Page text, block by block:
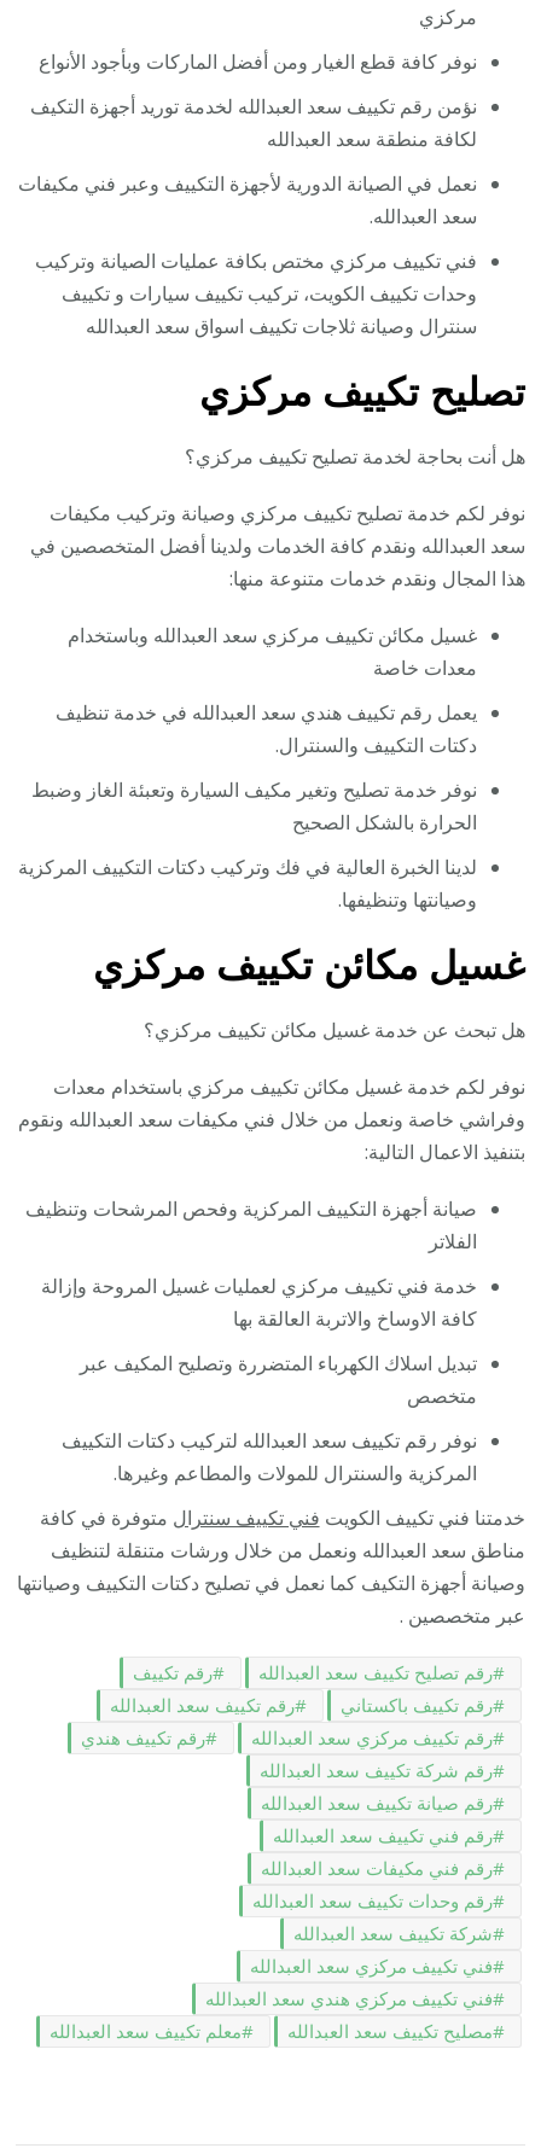
مركزي
نوفر كافة قطع الغيار ومن أفضل الماركات وبأجود الأنواع
نؤمن رقم تكييف سعد العبدالله لخدمة توريد أجهزة التكيف
لكافة منطقة سعد العبدالله
نعمل في الصيانة الدورية لأجهزة التكييف وعبر فني مكيفات
سعد العبدالله.
فني تكييف مركزي مختص بكافة عمليات الصيانة وتركيب
وحدات تكييف الكويت، تركيب تكييف سيارات و تكييف
سنترال وصيانة ثلاجات تكييف اسواق سعد العبدالله
تصليح تكييف مركزي
هل أنت بحاجة لخدمة تصليح تكييف مركزي؟
نوفر لكم خدمة تصليح تكييف مركزي وصيانة وتركيب مكيفات
سعد العبدالله ونقدم كافة الخدمات ولدينا أفضل المتخصصين في
هذا المجال ونقدم خدمات متنوعة منها:
غسيل مكائن تكييف مركزي سعد العبدالله وباستخدام
معدات خاصة
يعمل رقم تكييف هندي سعد العبدالله في خدمة تنظيف
دكتات التكييف والسنترال.
نوفر خدمة تصليح وتغير مكيف السيارة وتعبئة الغاز وضبط
الحرارة بالشكل الصحيح
لدينا الخبرة العالية في فك وتركيب دكتات التكييف المركزية
وصيانتها وتنظيفها.
غسيل مكائن تكييف مركزي
هل تبحث عن خدمة غسيل مكائن تكييف مركزي؟
نوفر لكم خدمة غسيل مكائن تكييف مركزي باستخدام معدات
وفراشي خاصة ونعمل من خلال فني مكيفات سعد العبدالله ونقوم
بتنفيذ الاعمال التالية:
صيانة أجهزة التكييف المركزية وفحص المرشحات وتنظيف
الفلاتر
خدمة فني تكييف مركزي لعمليات غسيل المروحة وإزالة
كافة الاوساخ والاتربة العالقة بها
تبديل اسلاك الكهرباء المتضررة وتصليح المكيف عبر
متخصص
نوفر رقم تكييف سعد العبدالله لتركيب دكتات التكييف
المركزية والسنترال للمولات والمطاعم وغيرها.
خدمتنا فني تكييف الكويت فني تكييف سنترال متوفرة في كافة
مناطق سعد العبدالله ونعمل من خلال ورشات متنقلة لتنظيف
وصيانة أجهزة التكيف كما نعمل في تصليح دكتات التكييف وصيانتها
عبر متخصصين .
رقم تصليح تكييف سعد العبدالله
رقم تكييف
رقم تكييف باكستاني
رقم تكييف سعد العبدالله
رقم تكييف مركزي سعد العبدالله
رقم تكييف هندي
رقم شركة تكييف سعد العبدالله
رقم صيانة تكييف سعد العبدالله
رقم فني تكييف سعد العبدالله
رقم فني مكيفات سعد العبدالله
رقم وحدات تكييف سعد العبدالله
شركة تكييف سعد العبدالله
فني تكييف مركزي سعد العبدالله
فني تكييف مركزي هندي سعد العبدالله
مصليح تكييف سعد العبدالله
معلم تكييف سعد العبدالله